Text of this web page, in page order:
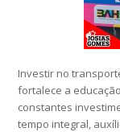
Investir no
fortalece a
constantes
tempo integral,